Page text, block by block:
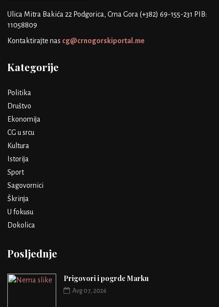
Ulica Mitra Bakića 22 Podgorica, Crna Gora (+382) 69-155-231 PIB:
11058809
Kontaktirajte nas cg@crnogorskiportal.me
Kategorije
Politika
Društvo
Ekonomija
CG u srcu
Kultura
Istorija
Sport
Sagovornici
Škrinja
U fokusu
Dokolica
Posljednje
Prigovori i pogrde Marku
Avg 07, 2026